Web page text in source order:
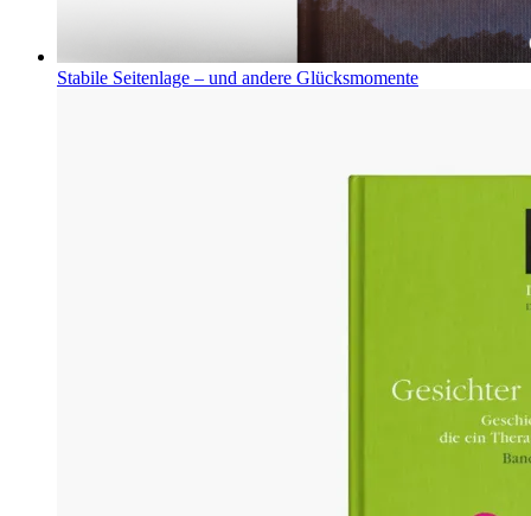
Stabile Seitenlage – und andere Glücksmomente